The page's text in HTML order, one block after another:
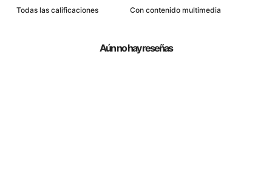
Con contenido multimedia
Aún no hay reseñas